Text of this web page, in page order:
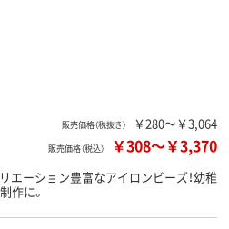
販売価格（税抜き） ￥280～￥3,064
販売価格（税込） ￥308～￥3,370
エーション豊富なアイロンビーズ！幼稚
作に。